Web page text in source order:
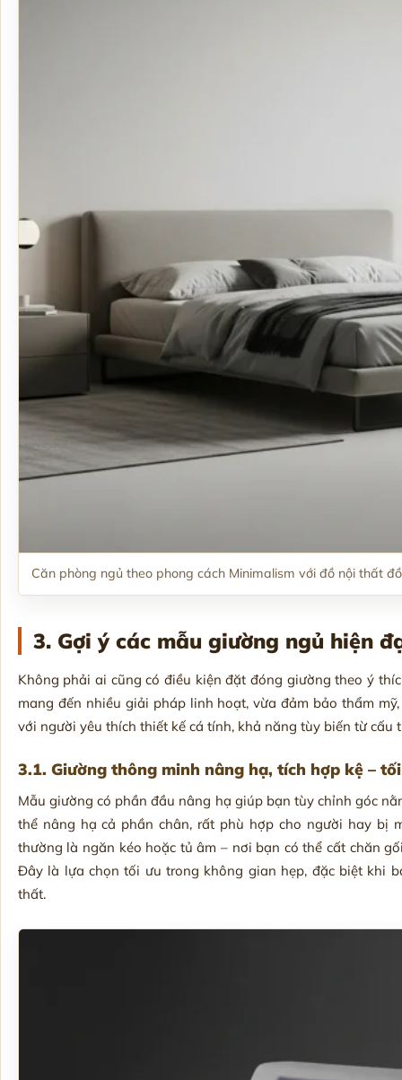
Căn phòng ngủ theo phong cách Minimalism với đồ nội thất
3. Gợi ý các mẫu giường ngủ hiện
Không phải ai cũng có điều kiện đặt đóng giường theo ý
mang đến nhiều giải pháp linh hoạt, vừa đảm bảo thẩm
với người yêu thích thiết kế cá tính, khả năng tùy biến từ
3.1. Giường thông minh nâng hạ, tích hợp kệ –
Mẫu giường có phần đầu nâng hạ giúp bạn tùy chỉnh góc
thể nâng hạ cả phần chân, rất phù hợp cho người hay bị
thường là ngăn kéo hoặc tủ âm – nơi bạn có thể cất chăn
Đây là lựa chọn tối ưu trong không gian hẹp, đặc biệt khi
thất.